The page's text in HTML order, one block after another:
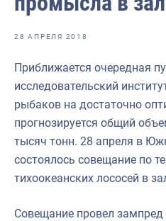
Отраслевые СМИ
Выставки и конференции
Научно-практическая
Рыбоохрана России
Отрасль в цифрах
Инфографика
28 АПРЕЛЯ 2018
Приближается очередная
исследовательский
рыбаков на достаточно
прогнозируется общий
тысяч тонн. 28 апреля в
состоялось совещание по
тихоокеанских лососей в
Совещание провел зампред